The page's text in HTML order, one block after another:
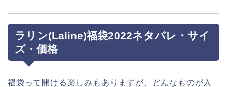
ラリン(Laline)福袋2022ネタバレ・サイ
ズ・価格
福袋って開ける楽しみもありますが、どんなものが入